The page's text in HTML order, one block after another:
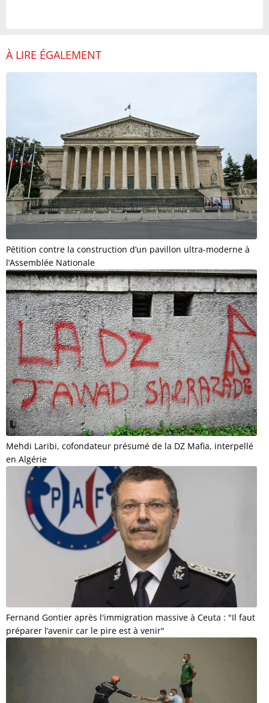
À LIRE ÉGALEMENT
Pétition contre la construction d’un pavillon ultra-moderne à
l’Assemblée Nationale
Mehdi Laribi, cofondateur présumé de la DZ Mafia, interpellé
en Algérie
Fernand Gontier après l'immigration massive à Ceuta : "Il faut
préparer l’avenir car le pire est à venir"